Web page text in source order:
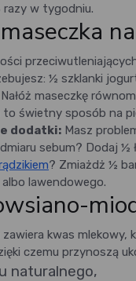
w tygodniu.
½ szklanki
maseczkę
świetny sposób na
dodatki: Masz
sebum? Dodaj ½
? Zmiażdż ½
lawendowego.
kwas mlekowy,
czemu przynoszą
naturalnego,